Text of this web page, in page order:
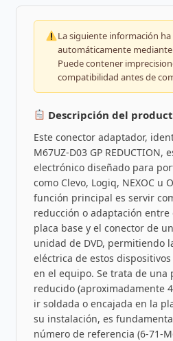
La siguiente información
automáticamente
Puede contener
compatibilidad antes de
Descripción del
Este conector adaptador,
M67UZ-D03 GP REDUCTION,
electrónico diseñado para
como Clevo, Logiq, NEXOC u
función principal es servir
reducción o adaptación
placa base y el conector de
unidad de DVD, permitiendo
eléctrica de estos
en el equipo. Se trata de una
reducido (aproximadamente
ir soldada o encajada en la
su instalación, es
número de referencia (6-71-